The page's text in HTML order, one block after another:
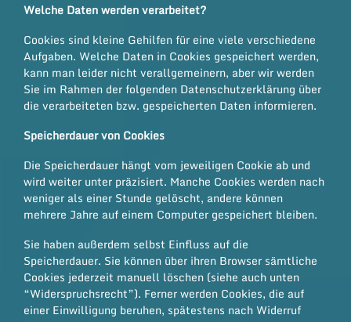
Welche Daten werden verarbeitet?
Cookies sind kleine Gehilfen für eine viele verschiedene
Aufgaben. Welche Daten in Cookies gespeichert werden,
kann man leider nicht verallgemeinern, aber wir werden
Sie im Rahmen der folgenden Datenschutzerklärung über
die verarbeiteten bzw. gespeicherten Daten informieren.
Speicherdauer von Cookies
Die Speicherdauer hängt vom jeweiligen Cookie ab und
wird weiter unter präzisiert. Manche Cookies werden nach
weniger als einer Stunde gelöscht, andere können
mehrere Jahre auf einem Computer gespeichert bleiben.
Sie haben außerdem selbst Einfluss auf die
Speicherdauer. Sie können über ihren Browser sämtliche
Cookies jederzeit manuell löschen (siehe auch unten
“Widerspruchsrecht”). Ferner werden Cookies, die auf
einer Einwilligung beruhen, spätestens nach Widerruf